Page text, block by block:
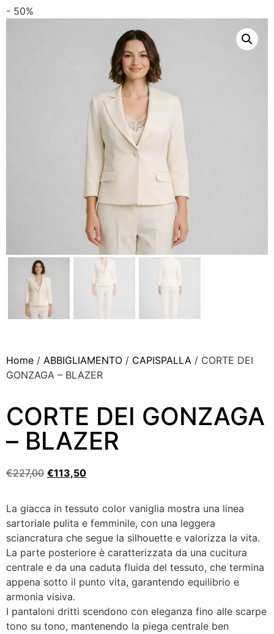
- 50%
Home / ABBIGLIAMENTO / CAPISPALLA / CORTE DEI
GONZAGA – BLAZER
CORTE DEI GONZAGA
– BLAZER
€227,00 €113,50
La giacca in tessuto color vaniglia mostra una linea
sartoriale pulita e femminile, con una leggera
sciancratura che segue la silhouette e valorizza la vita.
La parte posteriore è caratterizzata da una cucitura
centrale e da una caduta fluida del tessuto, che termina
appena sotto il punto vita, garantendo equilibrio e
armonia visiva.
I pantaloni dritti scendono con eleganza fino alle scarpe
tono su tono, mantenendo la piega centrale ben